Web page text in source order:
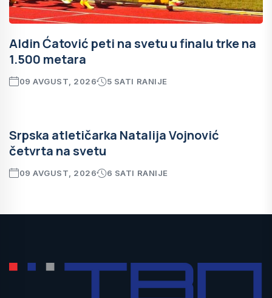
Aldin Ćatović peti na svetu u finalu trke na
1.500 metara
09 AVGUST, 2026 5 SATI RANIJE
Srpska atletičarka Natalija Vojnović
četvrta na svetu
09 AVGUST, 2026 6 SATI RANIJE